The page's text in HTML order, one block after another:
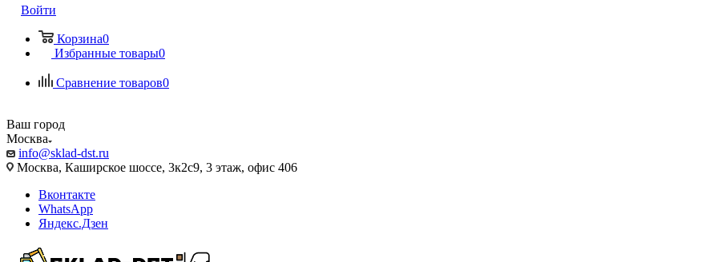
Войти
Корзина0
Избранные товары0
Сравнение товаров0
Ваш город
Москва
info@sklad-dst.ru
Москва, Каширское шоссе, 3к2с9, 3 этаж, офис 406
Вконтакте
WhatsApp
Яндекс.Дзен